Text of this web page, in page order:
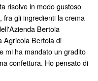
risolve in modo gustoso
fra gli ingredienti la crema
Bertoia
Agricola Bertoia di
mi ha mandato un gradito
confettura. Ho pensato di